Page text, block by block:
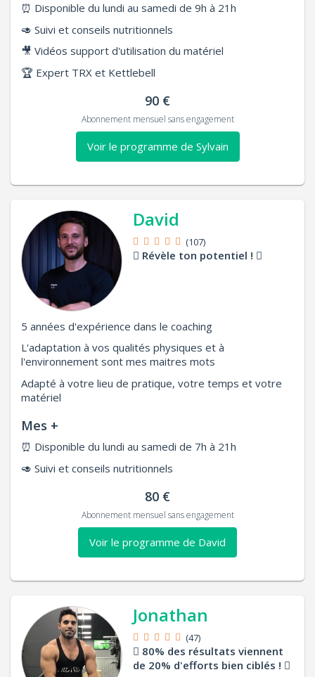
⏰ Disponible du lundi au samedi de 9h à 21h
🥑 Suivi et conseils nutritionnels
🎥 Vidéos support d'utilisation du matériel
🏆 Expert TRX et Kettlebell
90 €
Abonnement mensuel sans engagement
Voir le programme de Sylvain
David
(107)
Révèle ton potentiel !
5 années d'expérience dans le coaching
L'adaptation à vos qualités physiques et à
l'environnement sont mes maitres mots
Adapté à votre lieu de pratique, votre temps et votre
matériel
Mes +
⏰ Disponible du lundi au samedi de 7h à 21h
🥑 Suivi et conseils nutritionnels
80 €
Abonnement mensuel sans engagement
Voir le programme de David
Jonathan
(47)
80% des résultats viennent
de 20% d'efforts bien ciblés !